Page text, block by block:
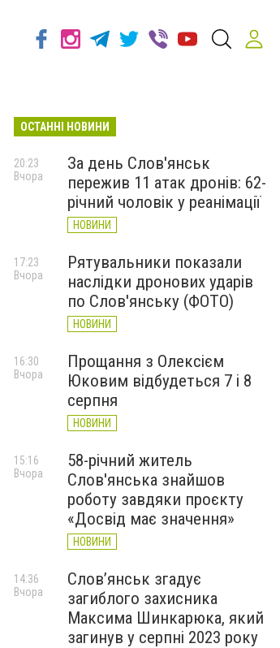
ОСТАННІ НОВИНИ
За день Слов'янськ
пережив 11 атак дронів: 62-
річний чоловік у реанімації
НОВИНИ
20:23
Вчора
Рятувальники показали
наслідки дронових ударів
по Слов'янську (ФОТО)
НОВИНИ
17:23
Вчора
Прощання з Олексієм
Юковим відбудеться 7 і 8
серпня
НОВИНИ
16:30
Вчора
58-річний житель
Слов'янська знайшов
роботу завдяки проєкту
«Досвід має значення»
НОВИНИ
15:16
Вчора
Слов’янськ згадує
загиблого захисника
Максима Шинкарюка, який
загинув у серпні 2023 року
14:36
Вчора